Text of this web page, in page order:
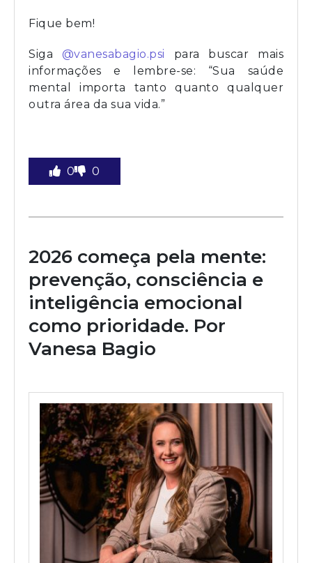
Fique bem!
Siga @vanesabagio.psi para buscar mais
informações e lembre-se: “Sua saúde
mental importa tanto quanto qualquer
outra área da sua vida.”
0 0
2026 começa pela mente:
prevenção, consciência e
inteligência emocional
como prioridade. Por
Vanesa Bagio